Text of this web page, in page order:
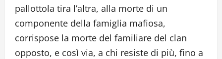
pallottola tira l’altra, alla morte di un
componente della famiglia mafiosa,
corrispose la morte del familiare del clan
opposto, e così via, a chi resiste di più, fino a